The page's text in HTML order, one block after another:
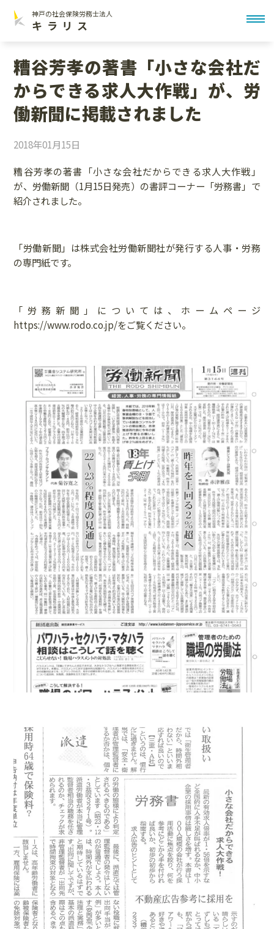
神戸の社会保険労務士法人
キラリス
糟谷芳孝の著書「小さな会社だ
からできる求人大作戦」が、労
働新聞に掲載されました
2018年01月15日
糟谷芳孝の著書 「小さな会社だからできる求人大作戦」
が、労働新聞（1月15日発売）の書評コーナー「労務書」で
紹介されました。
「労働新聞」は株式会社労働新聞社が発行する人事・労務
の専門紙です。
「労務新聞」については、ホームページ
https://www.rodo.co.jp/をご覧ください。